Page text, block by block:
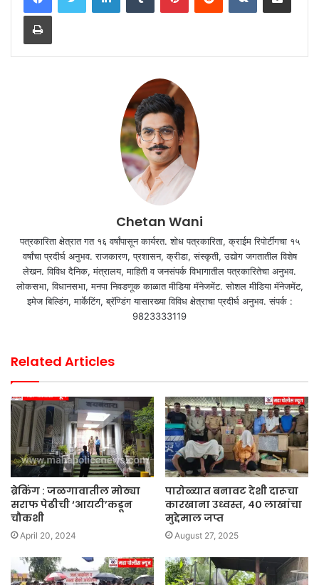
Print
Chetan Wani
पत्रकारिता क्षेत्रात गत १६ वर्षांपासून कार्यरत. शोध पत्रकारिता, क्राईम रिपोर्टींगचा १५
वर्षांचा प्रदीर्घ अनुभव. राजकारण, प्रशासन, क्रीडा, संस्कृती, उद्योग जगतातील विशेष
लेखन. विविध दैनिक, मंत्रालय, माहिती व जनसंपर्क विभागातील पत्रकारितेचा अनुभव.
लोकसभा, विधानसभा, मनपा निवडणूक काळात मीडिया मॅनेजमेंट. सोशल मीडिया मॅनेजमेंट,
इमेज बिल्डिंग, मार्केटिंग, ब्रॅण्डिंग यासारख्या विविध क्षेत्राचा प्रदीर्घ अनुभव. संपर्क :
9823333119
Related Articles
ब्रेकिंग : जळगावातील मोठ्या
सराफ पेढीची ‘आयटी’कडून
चौकशी
April 20, 2024
पारोळ्यात बनावट देशी दारूचा
कारखाना उध्वस्त, ४० लाखांचा
मुद्देमाल जप्त
August 27, 2025